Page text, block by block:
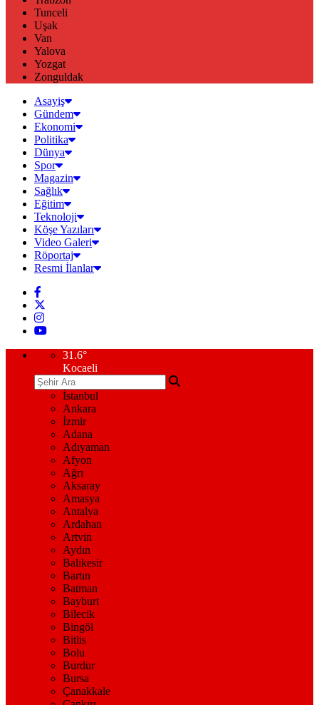
Tunceli
Uşak
Van
Yalova
Yozgat
Zonguldak
Asayiş
Gündem
Ekonomi
Politika
Dünya
Spor
Magazin
Sağlık
Eğitim
Teknoloji
Köşe Yazıları
Video Galeri
Röportaj
Resmi İlanlar
31.6°
Kocaeli
İstanbul
Ankara
İzmir
Adana
Adıyaman
Afyon
Ağrı
Aksaray
Amasya
Antalya
Ardahan
Artvin
Aydın
Balıkesir
Bartın
Batman
Bayburt
Bilecik
Bingöl
Bitlis
Bolu
Burdur
Bursa
Çanakkale